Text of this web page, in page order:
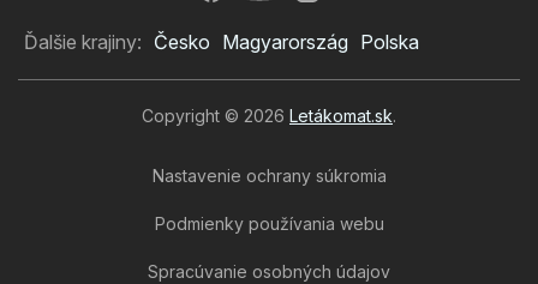
Ďalšie krajiny: Česko Magyarország Polska
Copyright © 2026 Letákomat.sk.
Nastavenie ochrany súkromia
Podmienky používania webu
Spracúvanie osobných údajov